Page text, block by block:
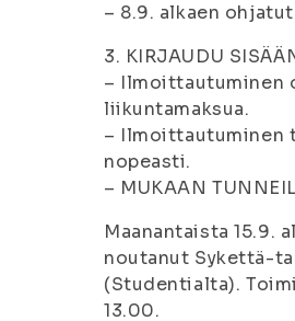
– 8.9. alkaen
3. KIRJAUDU
– Ilmoittautuminen
liikuntamaksua.
– Ilmoittautuminen
nopeasti.
– MUKAAN
Maanantaista 15.9.
noutanut Sykettä-
(Studentialta).
13.00.